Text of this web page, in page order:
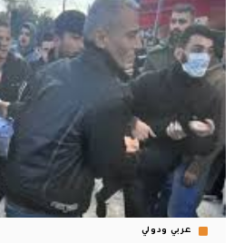
عربي ودولي